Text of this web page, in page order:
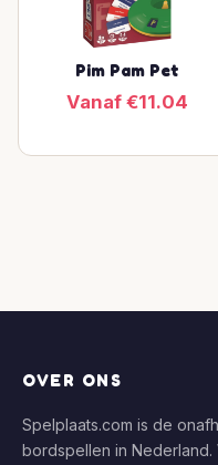
Pim Pam Pet
Vanaf €11.04
OVER ONS
Spelplaats.com is de
bordspellen in